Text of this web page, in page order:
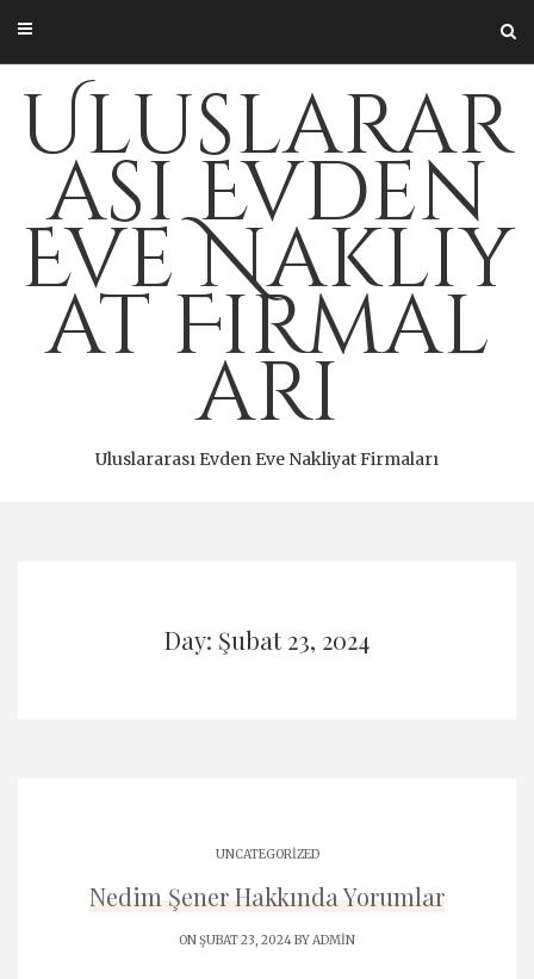
content
Uluslarar
ası Evden
Eve Nakliy
at Firmal
arı
Uluslararası Evden Eve Nakliyat Firmaları
Day: Şubat 23, 2024
UNCATEGORIZED
Nedim Şener Hakkında Yorumlar
ON ŞUBAT 23, 2024 BYADMIN